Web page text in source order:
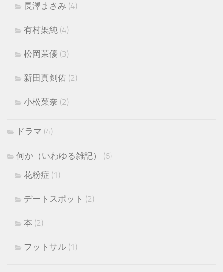
長澤まさみ (4)
有村架純 (4)
松岡茉優 (3)
新田真剣佑 (2)
小松菜奈 (2)
ドラマ (4)
何か（いわゆる雑記）
(6)
花粉症 (1)
デートスポット (2)
本 (2)
フットサル (1)